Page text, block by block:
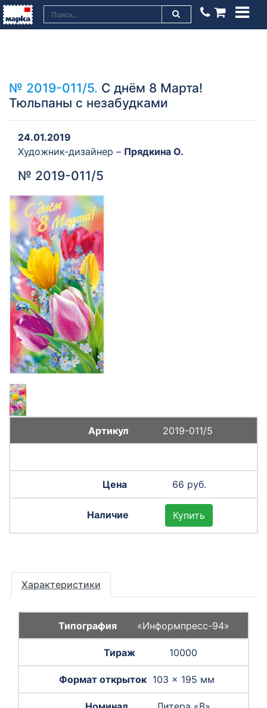
№ 2019-011/5. С днём 8 Марта!
Тюльпаны с незабудками
24.01.2019
Художник-дизайнер – Прядкина О.
№ 2019-011/5
2019-011/5
66 руб.
Купить
Характеристики
«Информпресс-94»
10000
103 × 195 мм